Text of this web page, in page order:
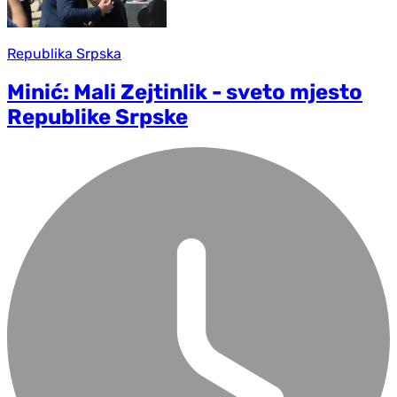
Republika Srpska
Minić: Mali Zejtinlik - sveto mjesto
Republike Srpske